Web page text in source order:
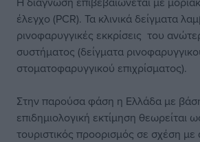
έλεγχο (PCR). Τα κλινικά δείγματα
ρινοφαρυγγικές εκκρίσεις του
συστήματος (δείγματα
στοματοφαρυγγικού επιχρίσματος).
Στην παρούσα φάση η Ελλάδα με
επιδημιολογική εκτίμηση θεωρείται
τουριστικός προορισμός σε σχέση